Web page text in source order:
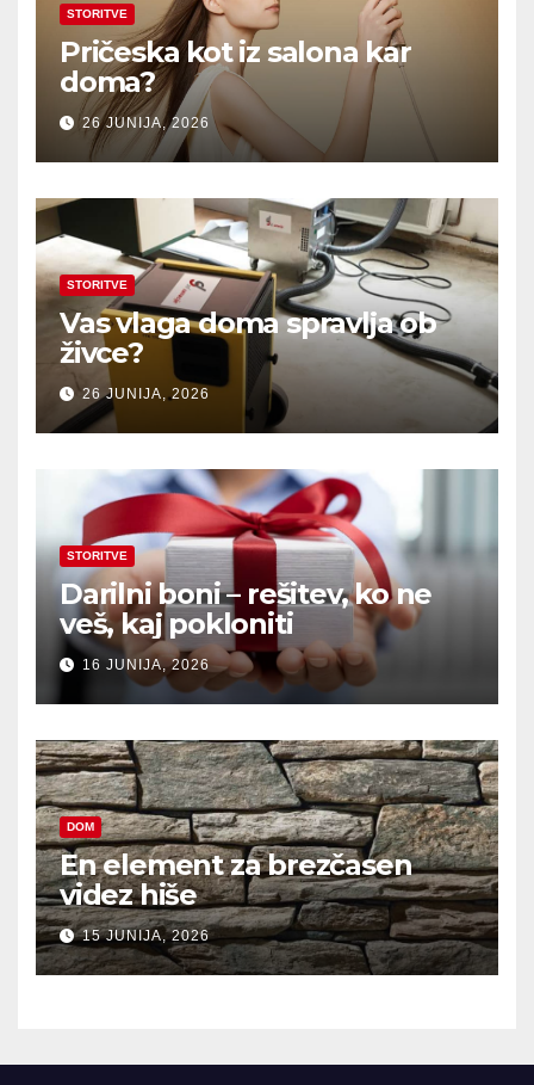
STORITVE
Pričeska kot iz salona kar
doma?
26 JUNIJA, 2026
STORITVE
Vas vlaga doma spravlja ob
živce?
26 JUNIJA, 2026
STORITVE
Darilni boni – rešitev, ko ne
veš, kaj pokloniti
16 JUNIJA, 2026
DOM
En element za brezčasen
videz hiše
15 JUNIJA, 2026